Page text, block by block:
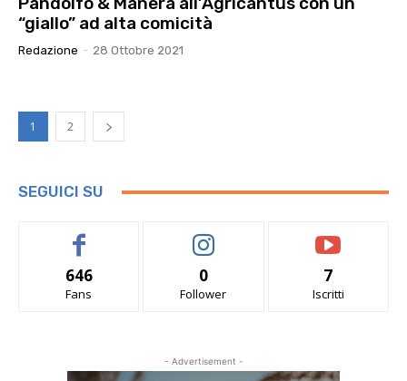
“giallo” ad alta comicità
Redazione - 28 Ottobre 2021
1 2
SEGUICI SU
646
Fans
0
Follower
7
Iscritti
- Advertisement -